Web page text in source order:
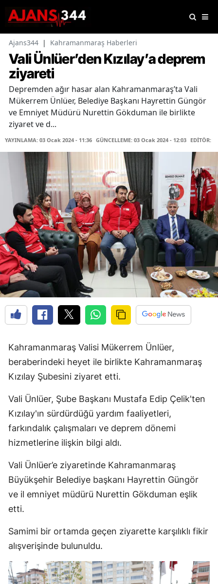
Ajans344 | Kahramanmaraş Haberleri
Vali Ünlüer’den Kızılay’a deprem
ziyareti
Depremden ağır hasar alan Kahramanmaraş’ta Vali
Mükerrem Ünlüer, Belediye Başkanı Hayrettin Güngör
ve Emniyet Müdürü Nurettin Gökduman ile birlikte
ziyaret ve d...
YAYINLAMA: 03 Ocak 2024 - 11:36 GÜNCELLEME: 03 Ocak 2024 - 12:03 EDİTÖR:
Kahramanmaraş Valisi Mükerrem Ünlüer,
beraberindeki heyet ile birlikte Kahramanmaraş
Kızılay Şubesini ziyaret etti.
Vali Ünlüer, Şube Başkanı Mustafa Edip Çelik'ten
Kızılay'ın sürdürdüğü yardım faaliyetleri,
farkındalık çalışmaları ve deprem dönemi
hizmetlerine ilişkin bilgi aldı.
Vali Ünlüer’e ziyaretinde Kahramanmaraş
Büyükşehir Belediye başkanı Hayrettin Güngör
ve il emniyet müdürü Nurettin Gökduman eşlik
etti.
Samimi bir ortamda geçen ziyarette karşılıklı fikir
alışverişinde bulunuldu.